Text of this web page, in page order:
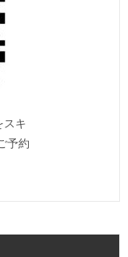
スキ
予約